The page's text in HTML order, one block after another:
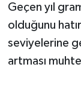
Geçen yıl
olduğunu
seviyelerine
artması